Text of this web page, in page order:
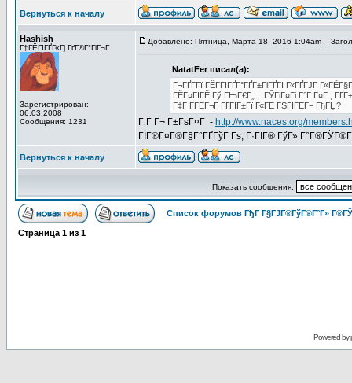
Вернуться к началу
Hashish
Г†ГЁГІГҐГ«Гј ГґГ®Г°ГіГ¬Г
Зарегистрирован:
06.03.2008
Сообщения: 1231
Добавлено: Пятница, Марта 18, 2016 1:04am
NatatFer писал(а):
Г¬ГҐГ­Гї ГЁГ­ГІГҐГ°ГҐГ±ГіГҐГІ Г«ГҐГЈГ
ГЁГ¤ГІГЁ Гў ГЊГ€Г„. ..ГЎГіГ¤Гі Г°Г Г¤Г ,
Г‡Г Г­ГЁГ¬Г ГҐГІГ±Гї Г«ГЁ ГЅГІГЁГ¬ ГђГЏ?
Г‚Г Г¬ Г±ГѕГ¤Г - http://www.naces.org/
ГЇГ®Г¤Г®Г§Г°ГҐГўГ Гѕ, Г·ГІГ® ГўГ»
Вернуться к началу
Показать сообщения:
Список форумов ГђГ Г§ГЈГ®ГўГ®Г°Г»
Страница 1 из 1
Powered by